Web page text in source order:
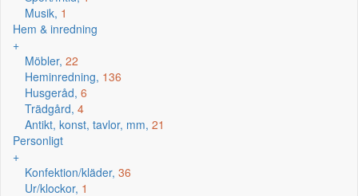
Musik, 1
Hem & inredning
+
Möbler, 22
Heminredning, 136
Husgeråd, 6
Trädgård, 4
Antikt, konst, tavlor, mm, 21
Personligt
+
Konfektion/kläder, 36
Ur/klockor, 1